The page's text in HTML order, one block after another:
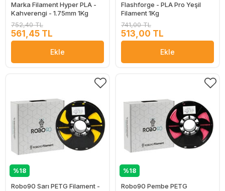
Marka Filament Hyper PLA -
Kahverengi - 1.75mm 1Kg
752,40 TL
561,45 TL
Ekle
Flashforge - PLA Pro Yeşil
Filament 1Kg
741,00 TL
513,00 TL
Ekle
%18
Robo90 Sarı PETG Filament -
%18
Robo90 Pembe PETG